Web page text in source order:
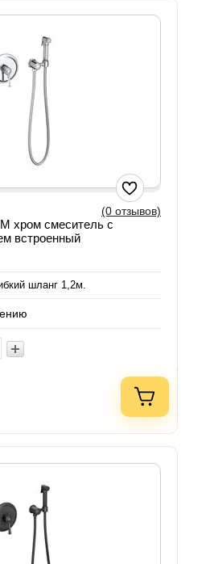
(0 отзывов)
хром смеситель с
встроенный
шланг 1,2м.